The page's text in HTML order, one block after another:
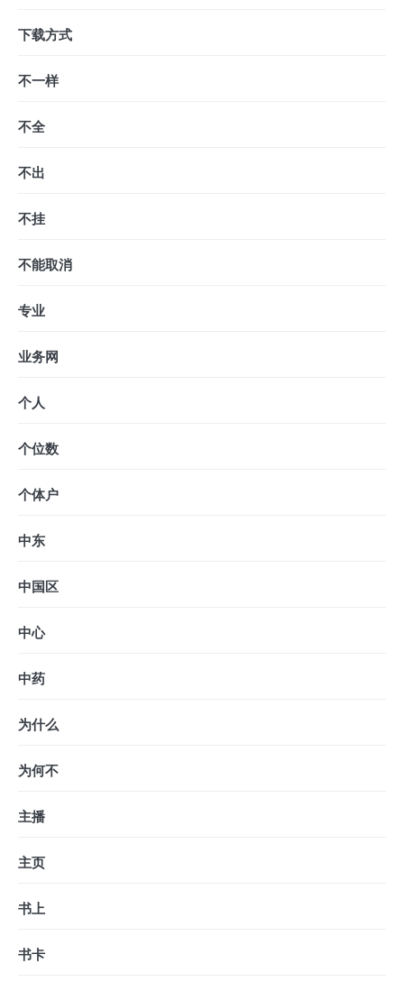
下载方式
不一样
不全
不出
不挂
不能取消
专业
业务网
个人
个位数
个体户
中东
中国区
中心
中药
为什么
为何不
主播
主页
书上
书卡